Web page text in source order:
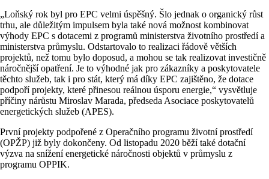
„Loňský rok byl pro EPC velmi úspěšný. Šlo jednak o organický růst
trhu, ale důležitým impulsem byla také nová možnost kombinovat
výhody EPC s dotacemi z programů ministerstva životního prostředí a
ministerstva průmyslu. Odstartovalo to realizaci řádově větších
projektů, než tomu bylo doposud, a mohou se tak realizovat investičně
náročnější opatření. Je to výhodné jak pro zákazníky a poskytovatele
těchto služeb, tak i pro stát, který má díky EPC zajištěno, že dotace
podpoří projekty, které přinesou reálnou úsporu energie,“ vysvětluje
příčiny nárůstu Miroslav Marada, předseda Asociace poskytovatelů
energetických služeb (APES).
První projekty podpořené z Operačního programu životní prostředí
(OPŽP) již byly dokončeny. Od listopadu 2020 běží také dotační
výzva na snížení energetické náročnosti objektů v průmyslu z
programu OPPIK.